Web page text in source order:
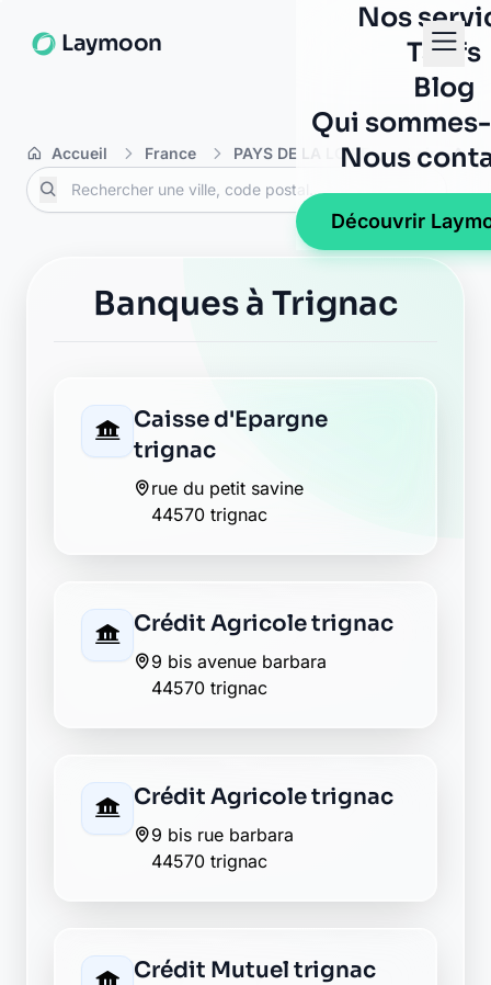
Laymoon
Nos
Tarifs
Blog
Qui
Nous
Découvrir
Accueil France PAYS DE LA LOIRE Loire-
Banques à Trignac
Caisse d'Epargne
trignac
rue du petit savine
44570 trignac
Crédit Agricole trignac
9 bis avenue barbara
44570 trignac
Crédit Agricole trignac
9 bis rue barbara
44570 trignac
Crédit Mutuel trignac